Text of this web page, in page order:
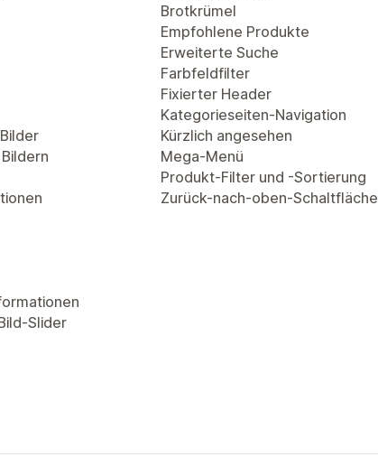
Slider
Brotkrümel
Empfohlene Produkte
Erweiterte Suche
Farbfeldfilter
Fixierter Header
Kategorieseiten-Navigation
Kürzlich angesehen
Mega-Menü
Produkt-Filter und -Sortierung
Zurück-nach-oben-Schaltfläche